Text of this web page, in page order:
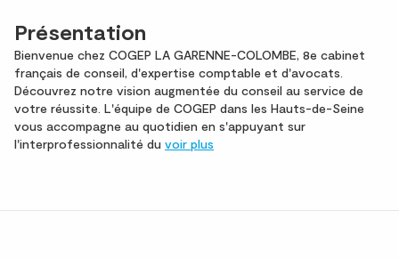
Présentation
Bienvenue chez COGEP LA GARENNE-COLOMBE, 8e cabinet
français de conseil, d'expertise comptable et d'avocats.
Découvrez notre vision augmentée du conseil au service de
votre réussite. L'équipe de COGEP dans les Hauts-de-Seine
vous accompagne au quotidien en s'appuyant sur
l'interprofessionnalité du voir plus